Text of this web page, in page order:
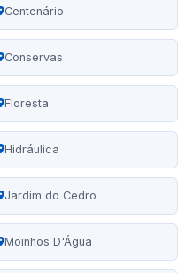
Centenário
Conservas
Floresta
Hidráulica
Jardim do Cedro
Moinhos D'Água